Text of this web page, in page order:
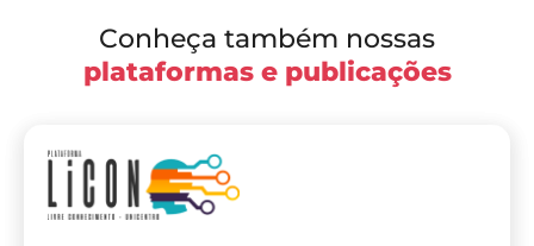
Conheça também nossas
plataformas e publicações